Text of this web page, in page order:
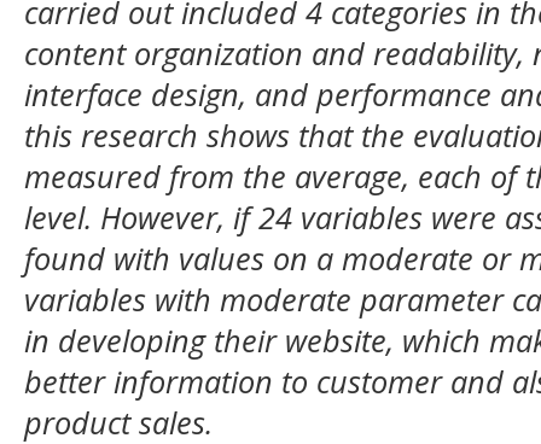
carried out included 4 categories in
content organization and readability,
interface design, and performance
this research shows that the
measured from the average, each of
level. However, if 24 variables were
found with values on a moderate or
variables with moderate parameter
in developing their website, which
better information to customer and
product sales.